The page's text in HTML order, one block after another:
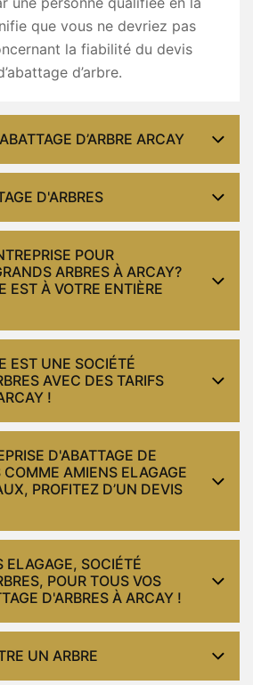
que vous ne devriez pas
la fiabilité du devis
d’arbre.
D’ARBRE ARCAY
D'ARBRES
POUR
ARBRES À ARCAY?
EST À VOTRE ENTIÈRE
EST UNE SOCIÉTÉ
AVEC DES TARIFS
!
D'ABATTAGE DE
COMME AMIENS ELAGAGE
PROFITEZ D’UN DEVIS
ELAGAGE, SOCIÉTÉ
POUR TOUS VOS
D'ARBRES À ARCAY !
UN ARBRE